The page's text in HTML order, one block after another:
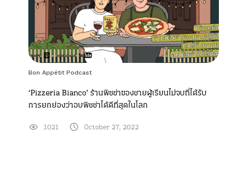
Bon Appétit Podcast
‘Pizzeria Bianco’ ร้านพิซซ่าของชายผู้เรียนไม่จบที่ได้รับ
การยกย่องว่าอบพิซซ่าได้ดีที่สุดในโลก
1021 October 27, 2022